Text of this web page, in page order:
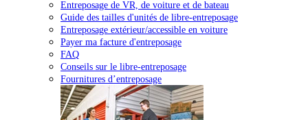
Entreposage de VR, de voiture et de bateau
Guide des tailles d'unités de libre-entreposage
Entreposage extérieur/accessible en voiture
Payer ma facture d'entreposage
FAQ
Conseils sur le libre-entreposage
Fournitures d’entreposage